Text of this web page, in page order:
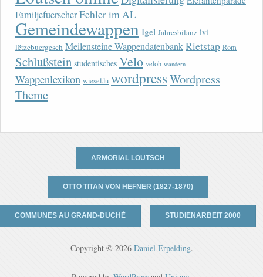
FamiljefuerscherFehler im AL
Gemeindewappen Igel Jahresbilanz lvi
lëtzebuergesch Meilensteine WappendatenbankRietstap Rom
Schlußstein studentisches Velo veloh wandern
Wappenlexikon wiesel.lu wordpressWordpress
Theme
ARMORIAL LOUTSCH
OTTO TITAN VON HEFNER (1827-1870)
COMMUNES AU GRAND-DUCHÉ STUDIENARBEIT 2000
Copyright © 2026 Daniel Erpelding.